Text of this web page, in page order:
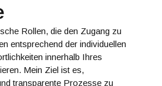
Rollen, die den Zugang zu
entsprechend der individuellen
innerhalb Ihres
Mein Ziel ist es,
transparente Prozesse zu